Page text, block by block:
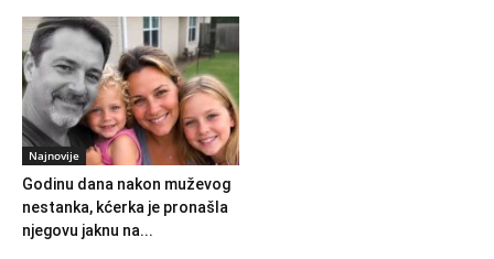
Najnovije
Godinu dana nakon muževog
nestanka, kćerka je pronašla
njegovu jaknu na...